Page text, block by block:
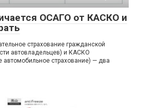
ОСАГО от КАСКО и
страхование гражданской
автовладельцев) и КАСКО
автомобильное страхование) — два